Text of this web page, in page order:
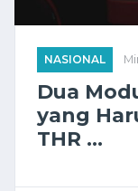
NASIONAL
Dua
yang
THR ...